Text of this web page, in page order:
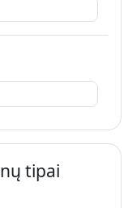
tipai